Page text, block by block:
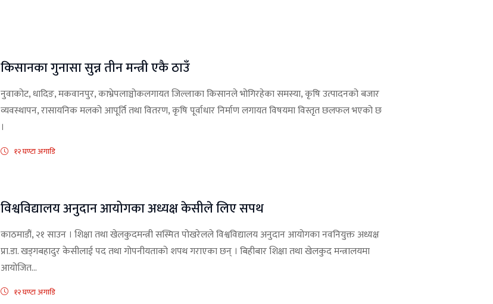
किसानका गुनासा सुन्न तीन मन्त्री एकै ठाउँ
नुवाकोट, धादिङ, मकवानपुर, काभ्रेपलाञ्चोकलगायत जिल्लाका किसानले भोगिरहेका समस्या, कृषि उत्पादनको बजार
व्यवस्थापन, रासायनिक मलको आपूर्ति तथा वितरण, कृषि पूर्वाधार निर्माण लगायत विषयमा विस्तृत छलफल भएको छ
।
१२ घण्टा अगाडि
विश्वविद्यालय अनुदान आयोगका अध्यक्ष केसीले लिए सपथ
काठमाडौं, २१ साउन । शिक्षा तथा खेलकुदमन्त्री सस्मित पोखरेलले विश्वविद्यालय अनुदान आयोगका नवनियुक्त अध्यक्ष
प्रा.डा. खड्गबहादुर केसीलाई पद तथा गोपनीयताको शपथ गराएका छन् । बिहीबार शिक्षा तथा खेलकुद मन्त्रालयमा
आयोजित...
१२ घण्टा अगाडि